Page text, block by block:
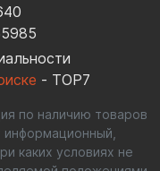
- TOP7
по наличию товаров
информационный,
каких условиях не